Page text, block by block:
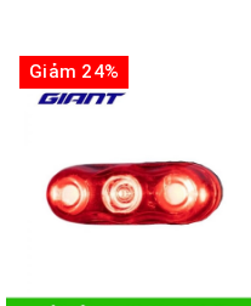
Giảm 24%